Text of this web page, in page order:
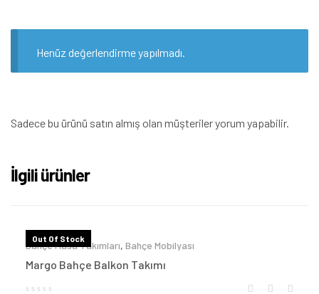
Henüz değerlendirme yapılmadı.
Sadece bu ürünü satın almış olan müşteriler yorum yapabilir.
İlgili ürünler
Out Of Stock
Bahçe Masa Takımları, Bahçe Mobilyası
Margo Bahçe Balkon Takımı